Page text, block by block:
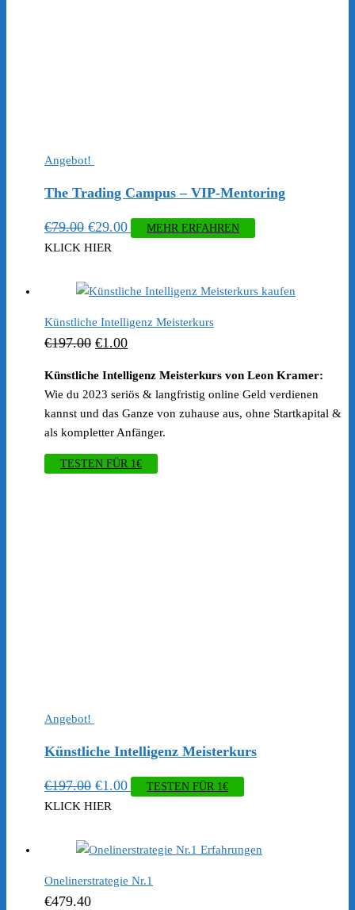
Angebot!
The Trading Campus – VIP-Mentoring
€79.00 Ursprünglicher
Preis
€79.00
€29.00Aktueller
€29.00.
MEHR ERFAHREN
KLICK HIER
Künstliche Intelligenz Meisterkurs
€197.00 Ursprünglicher
€197.00
€1.00Aktueller
ist:
€1.00.
Künstliche Intelligenz Meisterkurs von Leon Kramer:
Wie du 2023 seriös & langfristig online Geld verdienen
kannst und das Ganze von zuhause aus, ohne Startkapital &
als kompletter Anfänger.
TESTEN FÜR 1€
Angebot!
Künstliche Intelligenz Meisterkurs
€197.00 Ursprünglicher
Preis
€197.00
€1.00Aktueller
€1.00.
TESTEN FÜR 1€
KLICK HIER
Onelinerstrategie Nr.1
€479.40